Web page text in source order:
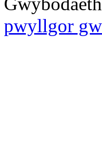
pwyllgor